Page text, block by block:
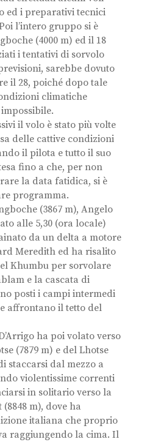
ed i preparativi tecnici
l’intero gruppo si è
(4000 m) ed il 18
i tentativi di sorvolo
sarebbe dovuto
il 28, poiché dopo tale
climatiche
il volo è stato più volte
delle cattive condizioni
il pilota e tutto il suo
fino a che, per non
la data fatidica, si è
programma.
(3867 m), Angelo
alle 5,30 (ora locale)
da un delta a motore
Meredith ed ha risalito
Khumbu per sorvolare
e la cascata di
posti i campi intermedi
affrontano il tetto del
ha poi volato verso
(7879 m) e del Lhotse
staccarsi dal mezzo a
violentissime correnti
in solitario verso la
(8848 m), dove ha
italiana che proprio
raggiungendo la cima. Il